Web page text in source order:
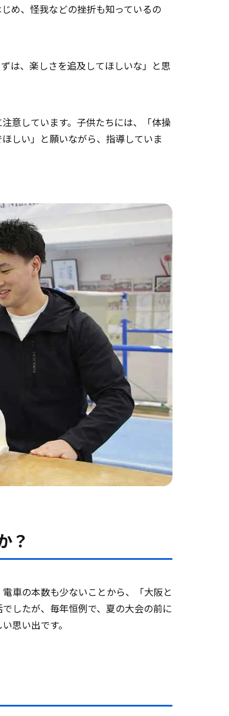
め、怪我などの挫折も知っているの
は、楽しさを追及してほしいな」と思
意しています。子供たちには、「体操
しい」と願いながら、指導していま
？
車の本数も少ないことから、「大阪と
したが、毎年恒例で、夏の大会の前に
思い出です。